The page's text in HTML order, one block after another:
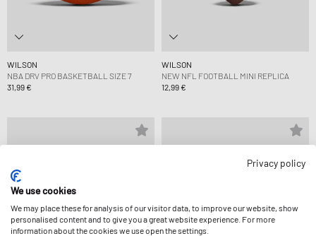
WILSON
NBA DRV PRO BASKETBALL SIZE 7
31,99 €
WILSON
NEW NFL FOOTBALL MINI REPLICA
12,99 €
Privacy policy
We use cookies
We may place these for analysis of our visitor data, to improve our website, show
personalised content and to give you a great website experience. For more
information about the cookies we use open the settings.